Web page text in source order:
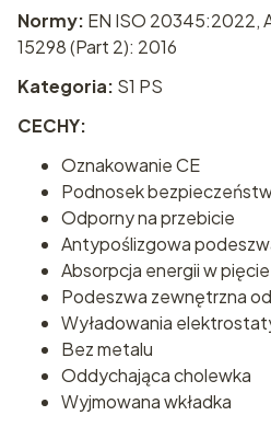
Normy: EN ISO 20345:2022,
15298 (Part 2): 2016
Kategoria: S1 PS
CECHY:
Oznakowanie CE
Podnosek
Odporny na przebicie
Antypoślizgowa
Absorpcja energii w pięcie
Podeszwa zewnętrzna
Wyładowania
Bez metalu
Oddychająca cholewka
Wyjmowana wkładka